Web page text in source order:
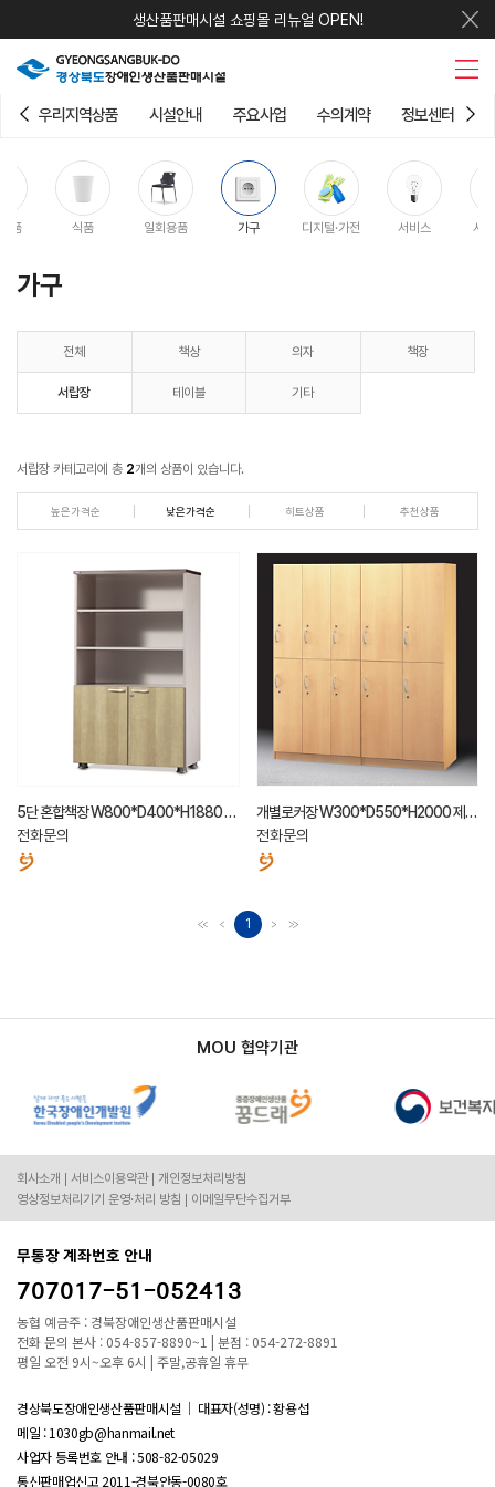
생산품판매시설 쇼핑몰 리뉴얼 OPEN!
우리지역상품 시설안내 주요사업 수의계약 정보센터
품 식품 일회용품 가구 디지털·가전 서비스 시
가구
전체 책상 의자 책장
서랍장 테이블 기타
서랍장 카테고리에 총 2개의 상품이 있습니다.
높은가격순 낮은가격순 히트상품 추천상품
5단 혼합책장 W800*D400*H1880 제
작가능
전화문의
개별로커장 W300*D550*H2000 제작
가능
전화문의
1
MOU 협약기관
회사소개 서비스이용약관
개인정보처리방침
영상정보처리기기 운영·처리 방침
이메일무단수집거부
무통장 계좌번호 안내
707017-51-052413
농협 예금주 : 경북장애인생산품판매시설
전화 문의 본사 : 054-857-8890~1 | 분점 : 054-272-8891
평일 오전 9시~오후 6시 | 주말,공휴일 휴무
경상북도장애인생산품판매시설
대표자(성명) : 황용섭
메일 : 1030gb@hanmail.net
사업자 등록번호 안내 :508-82-05029
통신판매업신고 2011-경북안동-0080호